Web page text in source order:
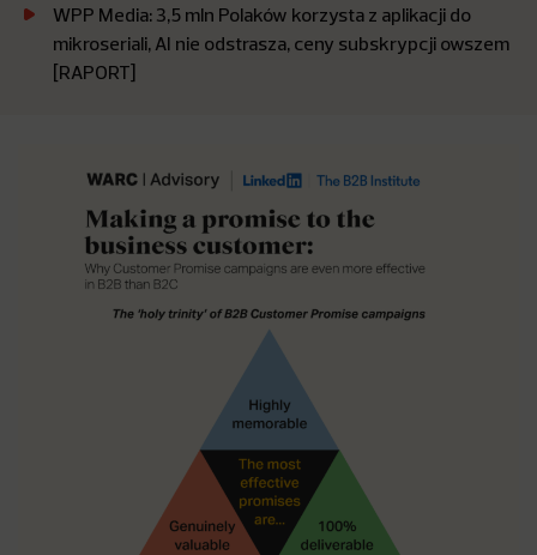
WPP Media: 3,5 mln Polaków korzysta z aplikacji do
mikroseriali, AI nie odstrasza, ceny subskrypcji owszem
[RAPORT]